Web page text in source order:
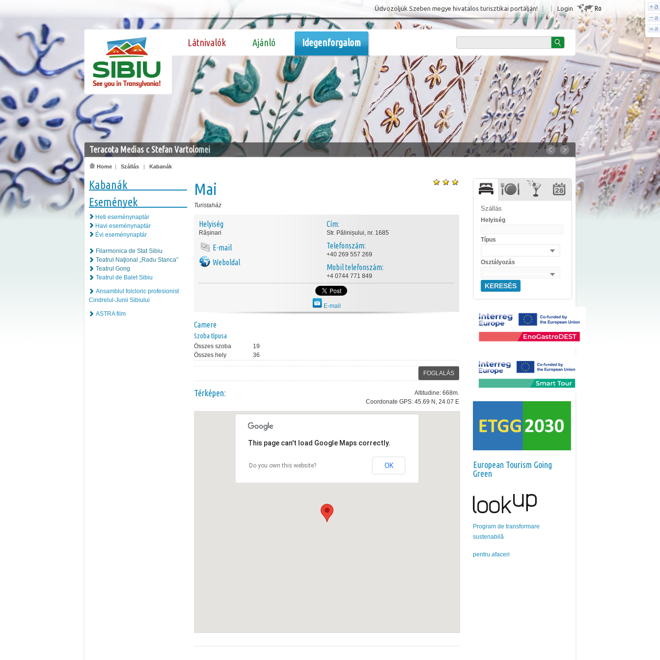
Login Ro
Üdvözöljük Szeben megye hivatalos turisztikai portálján!
Látnivalók Ajánló Idegenforgalom
Teracota Medias c Stefan Vartolomei
Home | Szállás | Kabanák
Kabanák
Események
Heti eseménynaptár
Havi eseménynaptár
Évi eseménynaptár
Filarmonica de Stat Sibiu
Teatrul Naţional „Radu Stanca”
Teatrul Gong
Teatrul de Balet Sibiu
Ansamblul folcloric profesionist
Cindrelul-Junii Sibiului
ASTRA film
Mai
Turistaház
Helyiség
Rășinari
E-mail
Weboldal
Cím:
Str. Pălinișului, nr. 1685
Telefonszám:
+40 269 557 269
Mobil telefonszám:
+4 0744 771 849
E-mail
Camere
Szoba típusa
Összes szoba
19
Összes hely
36
FOGLALÁS
Altitudine: 668m.
Coordonate GPS: 45.69 N, 24.07 E
Térképen:
This page can't load Google Maps correctly.
Do you own this website? OK
Szállás
Helyiség
Típus
Osztályozás
KERESÉS
European Tourism Going
Green
Program de transformare
sustenabilă
pentru afaceri